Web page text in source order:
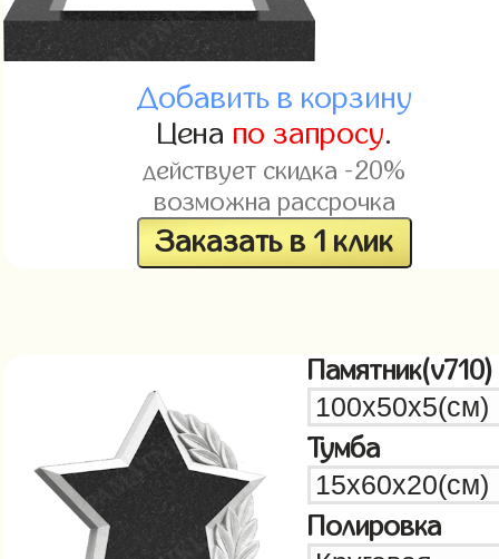
Добавить в корзину
Цена по запросу.
действует скидка -20%
возможна рассрочка
Заказать в 1 клик
Памятник(v710)
Тумба
Полировка